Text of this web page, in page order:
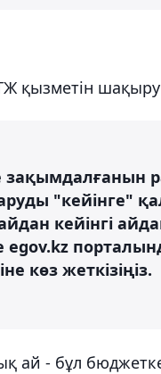
қызметін
зақымдалғанын
"кейінге"
кейінгі
көз жеткізіңіз.
ай - бұл